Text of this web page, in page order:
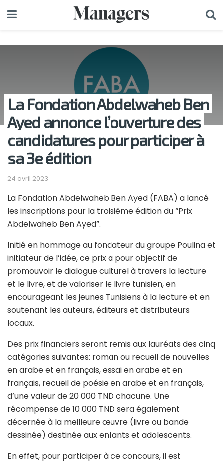
La Fondation Abdelwaheb Ben
Ayed annonce l’ouverture des
candidatures pour participer à
sa 3e édition
24 avril 2023
La Fondation Abdelwaheb Ben Ayed (FABA) a lancé
les inscriptions pour la troisième édition du “Prix
Abdelwaheb Ben Ayed”.
Initié en hommage au fondateur du groupe Poulina et
initiateur de l’idée, ce prix a pour objectif de
promouvoir le dialogue culturel à travers la lecture
et le livre, et de valoriser le livre tunisien, en
encourageant les jeunes Tunisiens à la lecture et en
soutenant les auteurs, éditeurs et distributeurs
locaux.
Des prix financiers seront remis aux lauréats des cinq
catégories suivantes: roman ou recueil de nouvelles
en arabe et en français, essai en arabe et en
français, recueil de poésie en arabe et en français,
d’une valeur de 20 000 TND chacune. Une
récompense de 10 000 TND sera également
décernée à la meilleure œuvre (livre ou bande
dessinée) destinée aux enfants et adolescents.
En effet, pour participer à ce concours, il est